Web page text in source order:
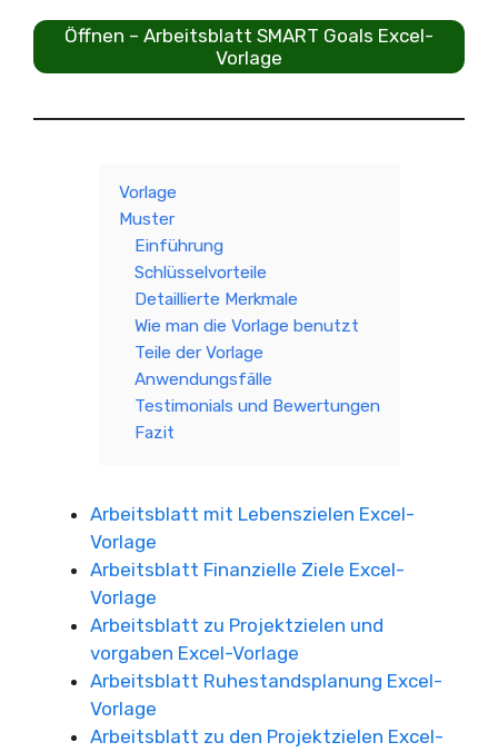
Öffnen – Arbeitsblatt SMART Goals Excel-
Vorlage
Vorlage
Muster
Einführung
Schlüsselvorteile
Detaillierte Merkmale
Wie man die Vorlage benutzt
Teile der Vorlage
Anwendungsfälle
Testimonials und Bewertungen
Fazit
Arbeitsblatt mit Lebenszielen Excel-
Vorlage
Arbeitsblatt Finanzielle Ziele Excel-
Vorlage
Arbeitsblatt zu Projektzielen und
vorgaben Excel-Vorlage
Arbeitsblatt Ruhestandsplanung Excel-
Vorlage
Arbeitsblatt zu den Projektzielen Excel-